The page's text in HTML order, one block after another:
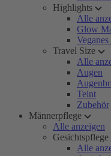
Highlights
Alle
Glow
Travel Size
Alle
Augen
Teint
Zubehör
Männerpflege
Alle anzeigen
Gesichtspflege
Alle